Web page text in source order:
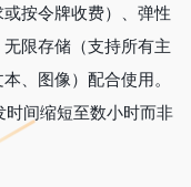
按令牌收费）、弹性
限存储（支持所有主
、图像）配合使用。
间缩短至数小时而非